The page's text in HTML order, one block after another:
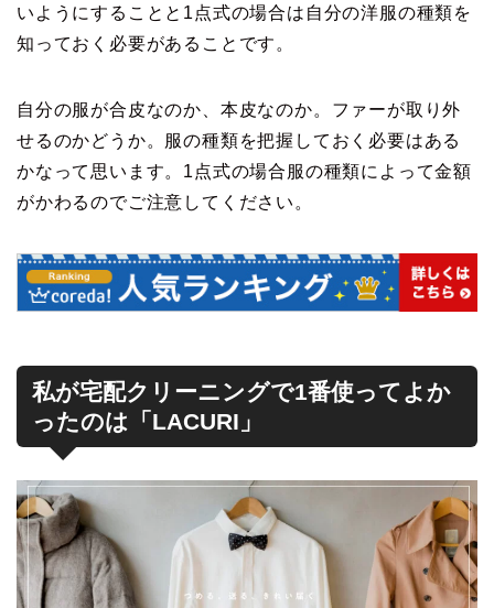
いようにすることと1点式の場合は自分の洋服の種類を
知っておく必要があることです。
自分の服が合皮なのか、本皮なのか。ファーが取り外
せるのかどうか。服の種類を把握しておく必要はある
かなって思います。1点式の場合服の種類によって金額
がかわるのでご注意してください。
私が宅配クリーニングで1番使ってよか
ったのは「LACURI」